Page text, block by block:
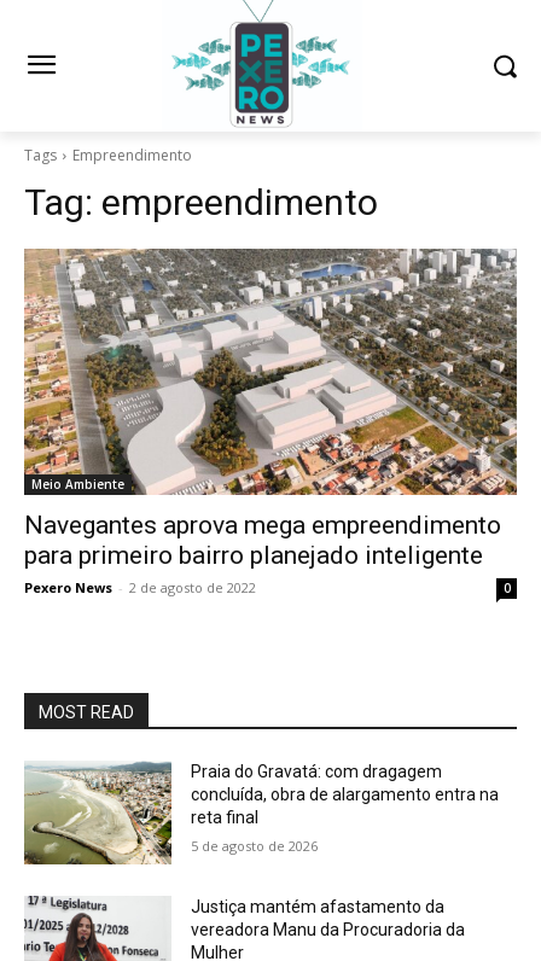
Tags Empreendimento
Tag: empreendimento
Meio Ambiente
Navegantes aprova mega empreendimento
para primeiro bairro planejado inteligente
Pexero News - 2 de agosto de 2022 0
MOST READ
Praia do Gravatá: com dragagem
concluída, obra de alargamento entra na
reta final
5 de agosto de 2026
Justiça mantém afastamento da
vereadora Manu da Procuradoria da
Mulher